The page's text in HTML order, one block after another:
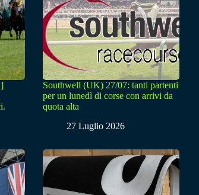
Southwell (UK) 27/07: tanti partenti
per un lunedì di corse con arrivi da
quota alta
27 Luglio 2026